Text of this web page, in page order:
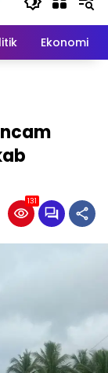
Ekonomi
131